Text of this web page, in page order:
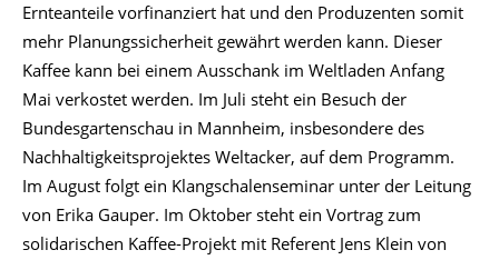
Ernteanteile vorfinanziert hat und den Produzenten somit
mehr Planungssicherheit gewährt werden kann. Dieser
Kaffee kann bei einem Ausschank im Weltladen Anfang
Mai verkostet werden. Im Juli steht ein Besuch der
Bundesgartenschau in Mannheim, insbesondere des
Nachhaltigkeitsprojektes Weltacker, auf dem Programm.
Im August folgt ein Klangschalenseminar unter der Leitung
von Erika Gauper. Im Oktober steht ein Vortrag zum
solidarischen Kaffee-Projekt mit Referent Jens Klein von